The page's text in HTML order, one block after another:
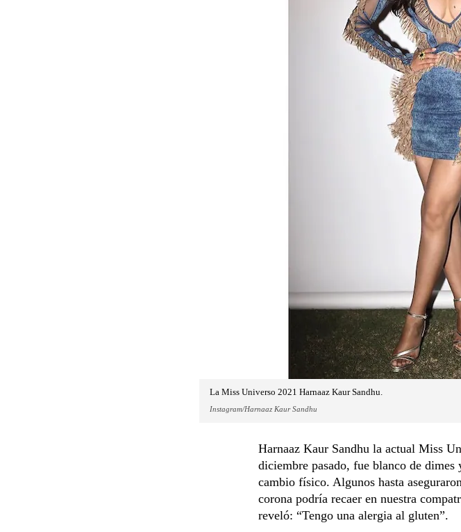
La Miss Universo 2021 Harnaaz Kaur Sandhu.
Instagram/Harnaaz Kaur Sandhu
Harnaaz Kaur Sandhu la actual Miss
diciembre pasado, fue blanco de dimes
cambio físico. Algunos hasta
corona podría recaer en nuestra
reveló: “Tengo una alergia al gluten”.